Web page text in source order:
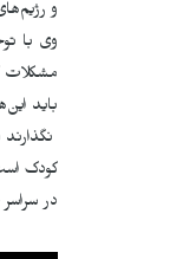
و
وی با
مشکلات
باید
کودک
در